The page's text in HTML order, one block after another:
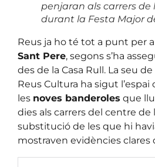
penjaran als carrers de
durant la Festa Major
Reus ja ho té tot a punt per a
Sant Pere, segons s’ha
des de la Casa Rull. La seu
Reus Cultura ha sigut l’espai
les noves banderoles que
dies als carrers del centre de
substitució de les que hi
mostraven evidències clares